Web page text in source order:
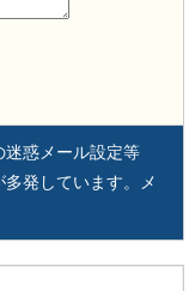
迷惑メール設定等
発しています。メ